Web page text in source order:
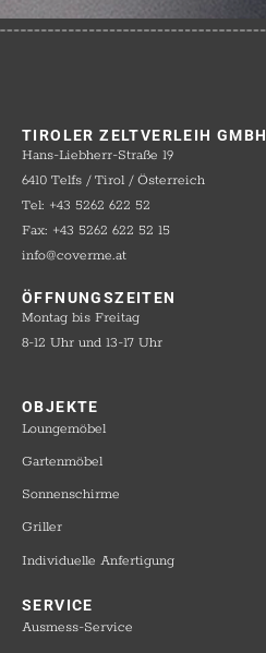
TIROLER ZELTVERLEIH GMBH
Hans-Liebherr-Straße 19
6410 Telfs / Tirol / Österreich
Tel: +43 5262 622 52
Fax: +43 5262 622 52 15
info@coverme.at
ÖFFNUNGSZEITEN
Montag bis Freitag
8-12 Uhr und 13-17 Uhr
OBJEKTE​
Loungemöbel
Gartenmöbel
Sonnenschirme
Griller
Individuelle Anfertigung
SERVICE​
Ausmess-Service